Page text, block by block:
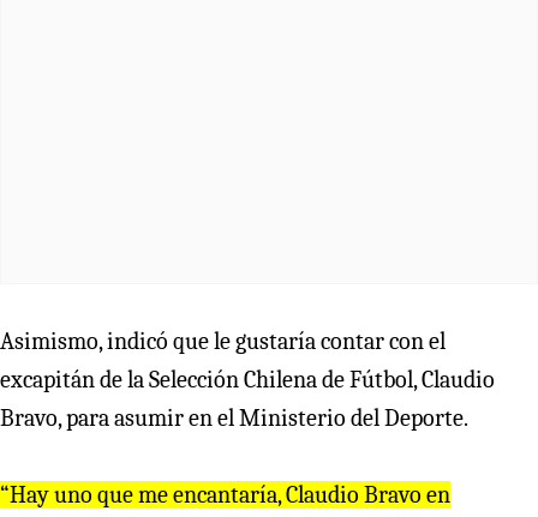
Asimismo, indicó que le gustaría contar con el
excapitán de la Selección Chilena de Fútbol, Claudio
Bravo, para asumir en el Ministerio del Deporte.
“Hay uno que me encantaría, Claudio Bravo en